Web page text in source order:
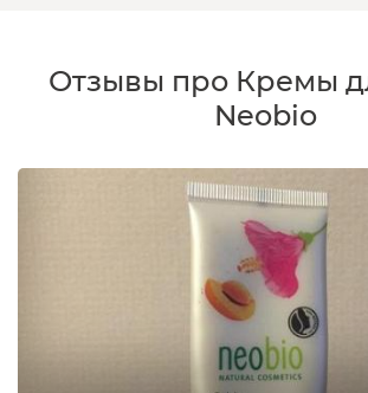
Отзывы про Кремы
Neobio